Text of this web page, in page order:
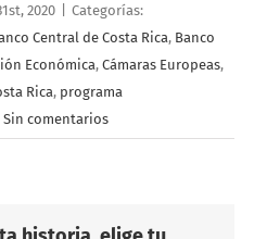
2020
Categorías:
Central de Costa Rica, Banco
Económica, Cámaras Europeas,
Rica, programa
Sin comentarios